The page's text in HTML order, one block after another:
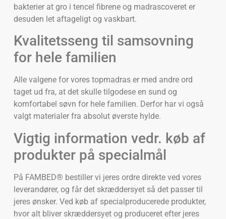
bakterier at gro i tencel fibrene og madrascoveret er
desuden let aftageligt og vaskbart.
Kvalitetsseng til samsovning
for hele familien
Alle valgene for vores topmadras er med andre ord
taget ud fra, at det skulle tilgodese en sund og
komfortabel søvn for hele familien. Derfor har vi også
valgt materialer fra absolut øverste hylde.
Vigtig information vedr. køb af
produkter på specialmål
På FAMBED® bestiller vi jeres ordre direkte ved vores
leverandører, og får det skræddersyet så det passer til
jeres ønsker. Ved køb af specialproducerede produkter,
hvor alt bliver skræddersyet og produceret efter jeres